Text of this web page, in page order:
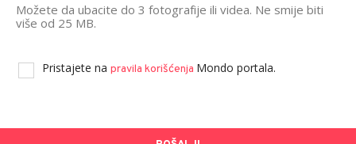
Možete da ubacite do 3 fotografije ili videa. Ne smije biti
više od 25 MB.
Pristajete na pravila korišćenja Mondo portala.